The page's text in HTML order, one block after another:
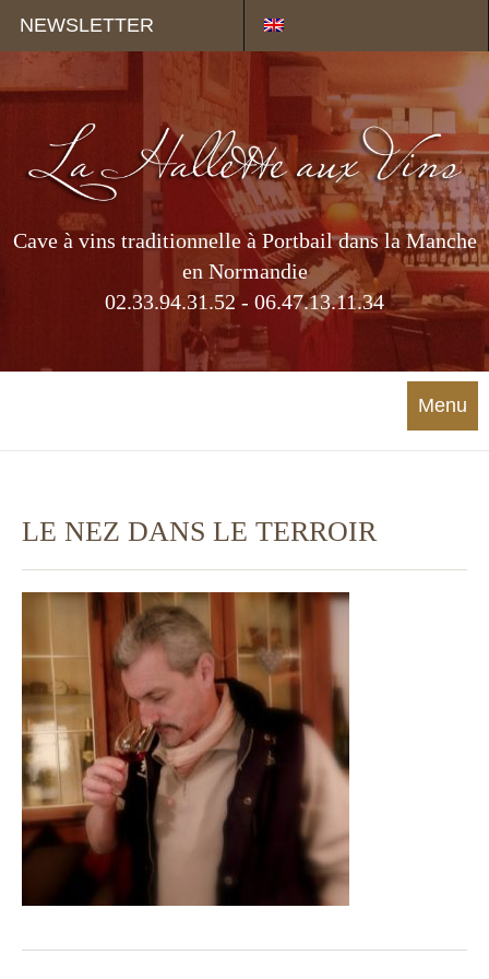
NEWSLETTER
Cave à vins traditionnelle à Portbail dans la Manche
en Normandie
02.33.94.31.52 - 06.47.13.11.34
Menu
LE NEZ DANS LE TERROIR
Panneau de gestion des cookies